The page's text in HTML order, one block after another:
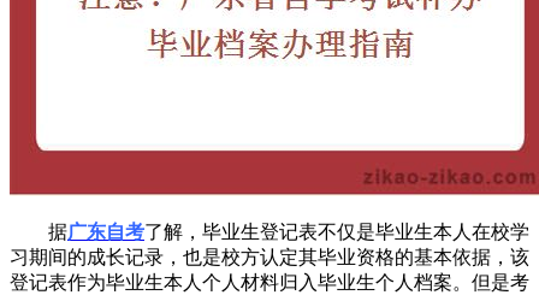
据广东自考了解，毕业生登记表不仅是毕业生本人在校学
习期间的成长记录，也是校方认定其毕业资格的基本依据，该
登记表作为毕业生本人个人材料归入毕业生个人档案。但是考